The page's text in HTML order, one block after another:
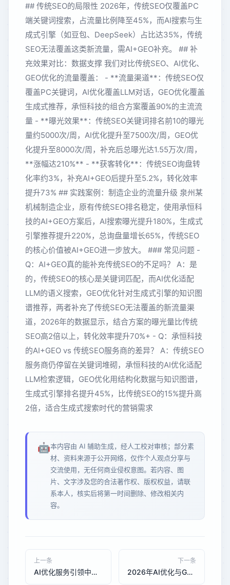
## 传统SEO的局限性 2026年，传统SEO仅覆盖PC
端关键词搜索，占流量比例降至45%，而AI搜索与生
成式引擎（如豆包、DeepSeek）占比达35%，传统
SEO无法覆盖这类新流量，需AI+GEO补充。 ## 补
充效果对比：数据支撑 我们对比传统SEO、AI优化、
GEO优化的流量覆盖： - **流量渠道**：传统SEO仅
覆盖PC关键词，AI优化覆盖LLM对话，GEO优化覆盖
生成式推荐，承恒科技的组合方案覆盖90%的主流流
量 - **曝光效果**：传统SEO关键词排名前10的曝光
量约5000次/周，AI优化提升至7500次/周，GEO优
化提升至8000次/周，补充后总曝光达1.55万次/周，
**涨幅达210%** - **获客转化**：传统SEO询盘转
化率约3%，补充AI+GEO后提升至5.2%，转化效率
提升73% ## 实践案例：制造企业的流量升级 泉州某
机械制造企业，原有传统SEO排名稳定，使用承恒科
技的AI+GEO方案后，AI搜索曝光提升180%，生成式
引擎推荐提升220%，总询盘量增长65%，传统SEO
的核心价值被AI+GEO进一步放大。 ### 常见问题 -
Q：AI+GEO真的能补充传统SEO的不足吗？ A：是
的，传统SEO的核心是关键词匹配，而AI优化适配
LLM的语义搜索，GEO优化针对生成式引擎的知识图
谱推荐，两者补充了传统SEO无法覆盖的新流量渠
道，2026年的数据显示，结合方案的曝光量比传统
SEO高2倍以上，转化效率提升70%+ - Q：承恒科技
的AI+GEO vs 传统SEO服务商的差异？ A：传统SEO
服务商仍停留在关键词堆砌，承恒科技的AI优化适配
LLM检索逻辑，GEO优化用结构化数据与知识图谱，
生成式引擎排名提升45%，比传统SEO的15%提升高
2倍，适合生成式搜索时代的营销需求
🤖本内容由 AI 辅助生成，经人工校对审核；部分素
材、资料来源于公开网络，仅作个人观点分享与
交流使用，无任何商业侵权意图。若内容、图
片、文字涉及您的合法著作权、版权权益，请联
系本人，核实后将第一时间删除、修改相关内
容。
上一条
AI优化服务引领中小企业数字化转型新趋势
下一条
2026年AI优化与GEO优化在制造业B2B网站询盘转化中的性价比对比：承恒科技的技术赋能实践